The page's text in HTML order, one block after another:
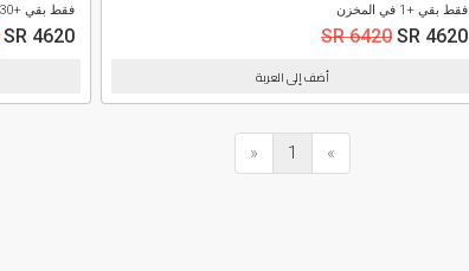
فقط بقي +30 في المخزن
SR 4620
فقط بقي +1 في المخزن
SR 6420 SR 4620
أضف إلى العربة
« 1 »